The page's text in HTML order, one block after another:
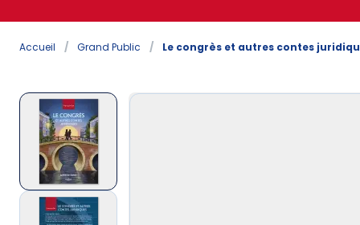
Accueil / Grand Public / Le congrès et autres contes